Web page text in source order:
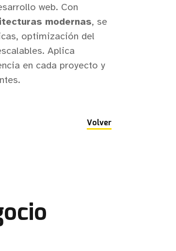
web. Con
modernas, se
optimización del
Aplica
en cada proyecto y
Volver